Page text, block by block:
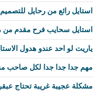
استايل رائع من رحايل للتصميم www.ra7ail5.com
استايل سحايب فرح مقدم من
ياريت لو احد عندو هدول
مهم جدا جدا جدا لكل صاحب
مشكلة عجيبة غريبة تحتاج